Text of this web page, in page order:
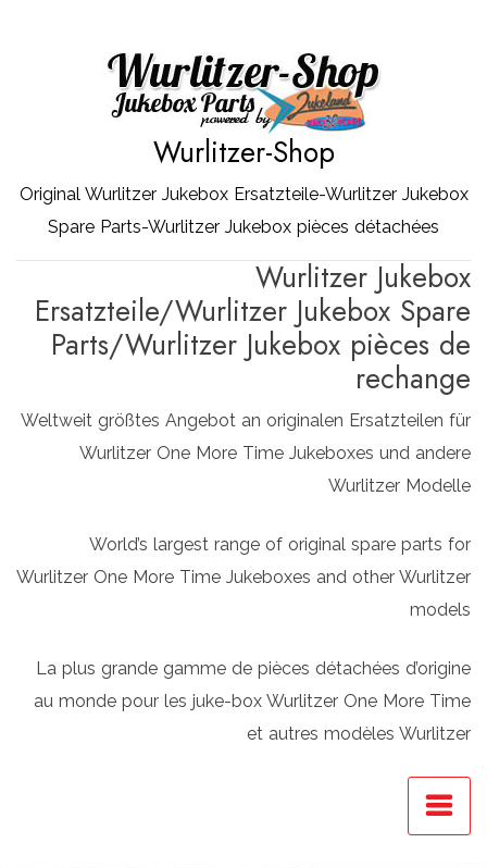
Wurlitzer-Shop
Original Wurlitzer Jukebox Ersatzteile-Wurlitzer Jukebox
Spare Parts-Wurlitzer Jukebox pièces détachées
Wurlitzer Jukebox
Ersatzteile/Wurlitzer Jukebox Spare
Parts/Wurlitzer Jukebox pièces de
rechange
Weltweit größtes Angebot an originalen Ersatzteilen für
Wurlitzer One More Time Jukeboxes und andere
Wurlitzer Modelle
World’s largest range of original spare parts for
Wurlitzer One More Time Jukeboxes and other Wurlitzer
models
La plus grande gamme de pièces détachées d’origine
au monde pour les juke-box Wurlitzer One More Time
et autres modèles Wurlitzer